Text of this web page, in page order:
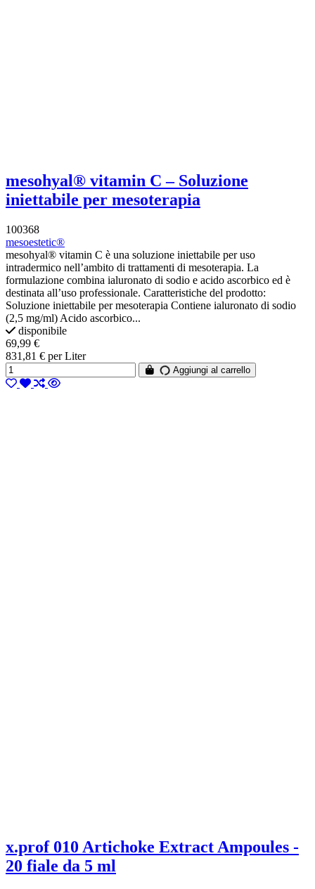
mesohyal® vitamin C – Soluzione
iniettabile per mesoterapia
100368
mesoestetic®
mesohyal® vitamin C è una soluzione iniettabile per uso
intradermico nell’ambito di trattamenti di mesoterapia. La
formulazione combina ialuronato di sodio e acido ascorbico ed è
destinata all’uso professionale. Caratteristiche del prodotto:
Soluzione iniettabile per mesoterapia Contiene ialuronato di sodio
(2,5 mg/ml) Acido ascorbico...
disponibile
69,99 €
831,81 € per Liter
Aggiungi al carrello
x.prof 010 Artichoke Extract Ampoules -
20 fiale da 5 ml